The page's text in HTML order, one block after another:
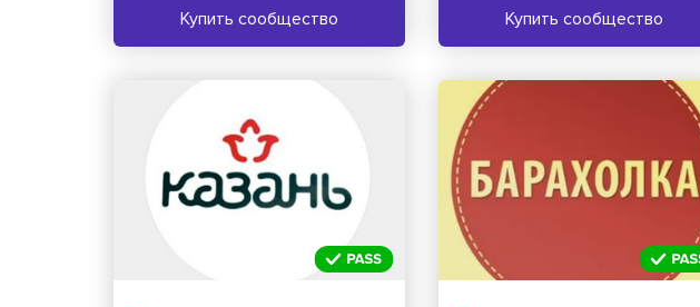
Купить сообщество Купить сообщество